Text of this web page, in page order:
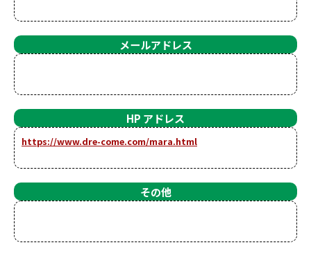
メールアドレス
HP アドレス
https://www.dre-come.com/mara.html
その他